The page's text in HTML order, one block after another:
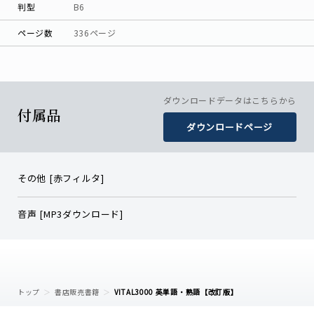
判型 B6
ページ数 336ページ
付属品
ダウンロードデータはこちらから
ダウンロードページ
その他 [赤フィルタ]
音声 [MP3ダウンロード]
トップ 書店販売書籍 VITAL3000 英単語・熟語【改訂版】